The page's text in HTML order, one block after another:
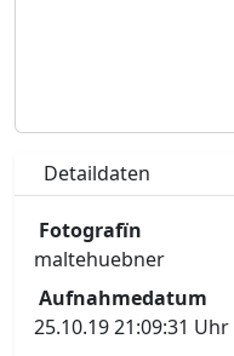
Detaildaten
Fotografïn
maltehuebner
Aufnahmedatum
25.10.19 21:09:31 Uhr